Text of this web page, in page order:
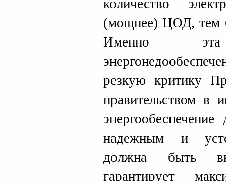
количество
(мощнее) ЦОД, тем
Именно
резкую критику
правительством в
надежным и
должна быть
гарантирует